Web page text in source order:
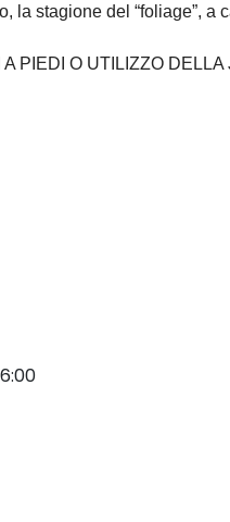
stagione del “foliage”, a
PIEDI O UTILIZZO DELLA